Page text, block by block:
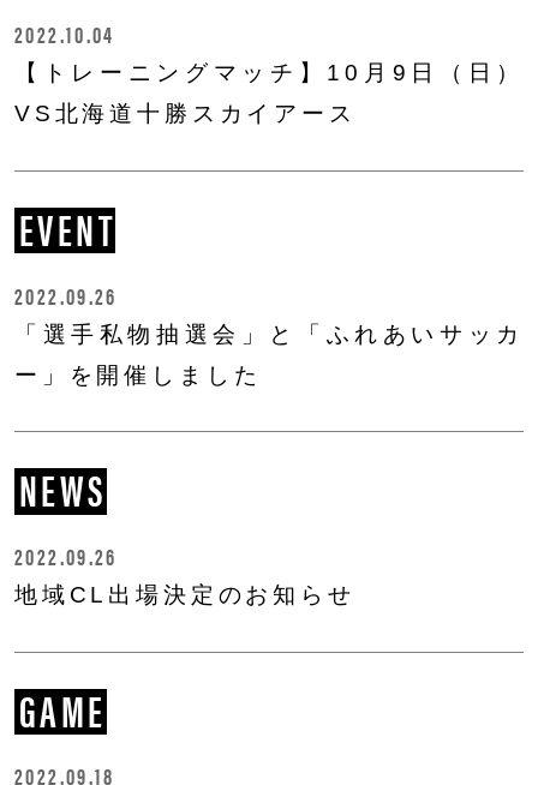
2022.10.04
【トレーニングマッチ】10月9日（日）
VS北海道十勝スカイアース
EVENT
2022.09.26
「選手私物抽選会」と「ふれあいサッカ
ー」を開催しました
NEWS
2022.09.26
地域CL出場決定のお知らせ
GAME
2022.09.18